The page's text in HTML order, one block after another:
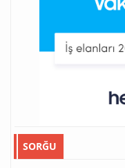
SORĞU